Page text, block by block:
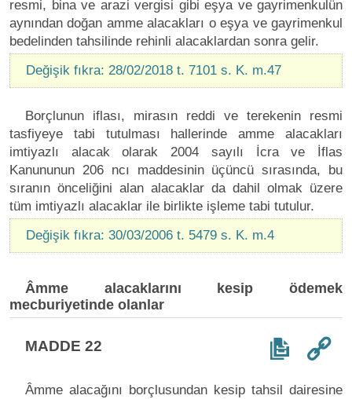
resmi, bina ve arazi vergisi gibi eşya ve gayrimenkulün
aynından doğan amme alacakları o eşya ve gayrimenkul
bedelinden tahsilinde rehinli alacaklardan sonra gelir.
Değişik fıkra: 28/02/2018 t. 7101 s. K. m.47
Borçlunun iflası, mirasın reddi ve terekenin resmi
tasfiyeye tabi tutulması hallerinde amme alacakları
imtiyazlı alacak olarak 2004 sayılı İcra ve İflas
Kanununun 206 ncı maddesinin üçüncü sırasında, bu
sıranın önceliğini alan alacaklar da dahil olmak üzere
tüm imtiyazlı alacaklar ile birlikte işleme tabi tutulur.
Değişik fıkra: 30/03/2006 t. 5479 s. K. m.4
Âmme alacaklarını kesip ödemek
mecburiyetinde olanlar
MADDE 22
Âmme alacağını borçlusundan kesip tahsil dairesine